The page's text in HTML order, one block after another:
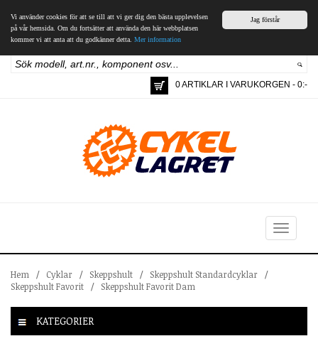
Jag förstår
Vi använder cookies för att se till att vi ger dig den bästa upplevelsen
på vår hemsida. Om du fortsätter att använda den här webbplatsen
kommer vi att anta att du godkänner detta. Mer information
0 ARTIKLAR I VARUKORGEN - 0:-
Toggle
navigation
Hem / Cyklar / Skeppshult / Skeppshult Standardcyklar
/
Skeppshult Favorit
/ Skeppshult Favorit Dam
KATEGORIER